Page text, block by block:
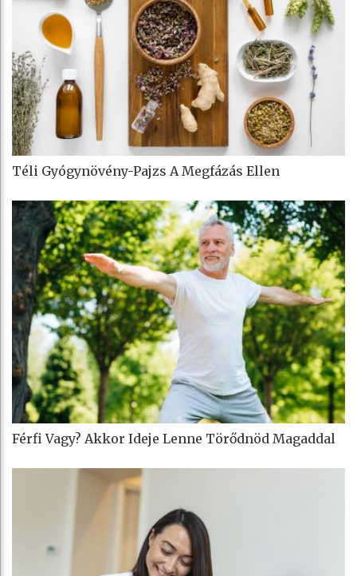
Téli Gyógynövény-Pajzs A Megfázás Ellen
Férfi Vagy? Akkor Ideje Lenne Törődnöd Magaddal